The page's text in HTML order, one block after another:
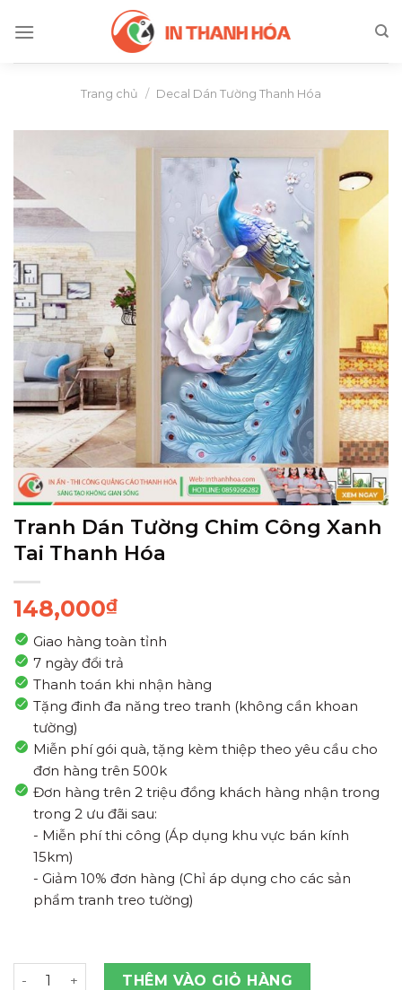
Trang chủ / Decal Dán Tường Thanh Hóa
Tranh Dán Tường Chim Công Xanh
Tai Thanh Hóa
148,000₫
Giao hàng toàn tỉnh
7 ngày đổi trả
Thanh toán khi nhận hàng
Tặng đinh đa năng treo tranh (không cần khoan
tường)
Miễn phí gói quà, tặng kèm thiệp theo yêu cầu cho
đơn hàng trên 500k
Đơn hàng trên 2 triệu đồng khách hàng nhận trong
trong 2 ưu đãi sau:
- Miễn phí thi công (Áp dụng khu vực bán kính
15km)
- Giảm 10% đơn hàng (Chỉ áp dụng cho các sản
phẩm tranh treo tường)
Tranh Dán Tường Chim Công Xanh Tai Thanh Hóa số
THÊM VÀO GIỎ HÀNG